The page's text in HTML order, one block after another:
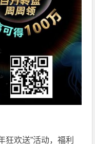
狂欢送”活动，福利